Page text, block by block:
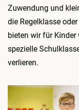
Zuwendung und
die Regelklasse
bieten wir für
spezielle
verlieren.